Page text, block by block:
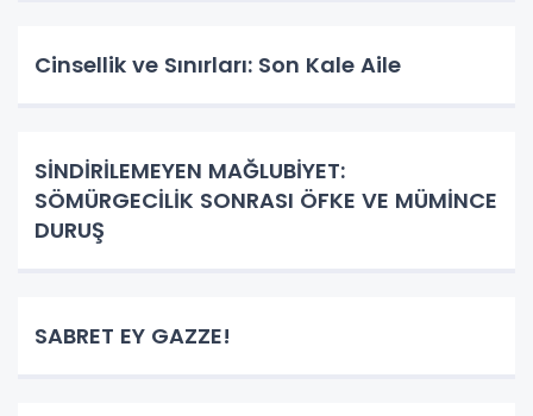
Cinsellik ve Sınırları: Son Kale Aile
SİNDİRİLEMEYEN MAĞLUBİYET:
SÖMÜRGECİLİK SONRASI ÖFKE VE MÜMİNCE
DURUŞ
SABRET EY GAZZE!